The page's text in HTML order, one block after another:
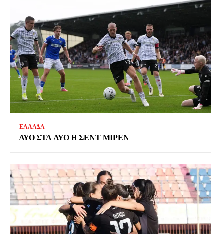
ΕΛΛΑΔΑ
ΔΥΟ ΣΤΑ ΔΥΟ Η ΣΕΝΤ ΜΙΡΕΝ